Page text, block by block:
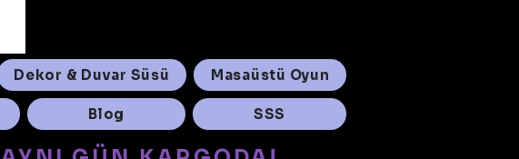
Dekor & Duvar Süsü Masaüstü Oyun
Blog SSS